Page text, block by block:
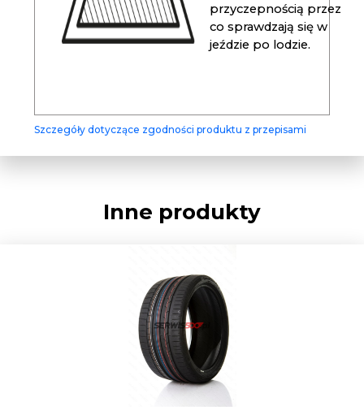
przyczepnością przez
co sprawdzają się w
jeździe po lodzie.
Szczegóły dotyczące zgodności produktu z przepisami
Inne produkty